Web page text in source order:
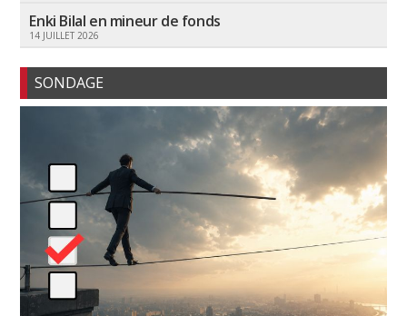
Enki Bilal en mineur de fonds
14 JUILLET 2026
SONDAGE